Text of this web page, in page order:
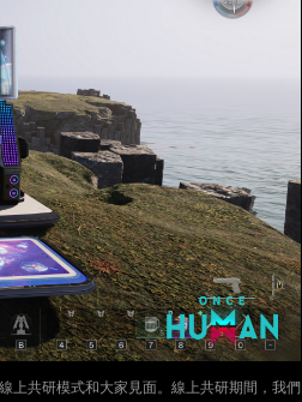
上共研模式和大家見面。線上共研期間，我們